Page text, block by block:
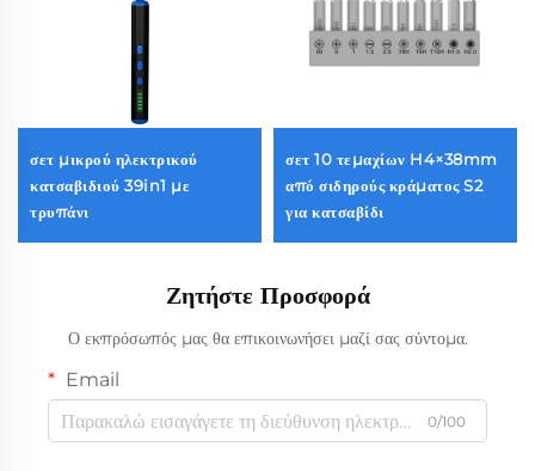
σετ μικρού ηλεκτρικού
κατσαβιδιού 39in1 με
τρυπάνι
σετ 10 τεμαχίων H4×38mm
από σιδηρούς κράματος S2
για κατσαβίδι
Ζητήστε Προσφορά
Ο εκπρόσωπός μας θα επικοινωνήσει μαζί σας σύντομα.
Email
0/100